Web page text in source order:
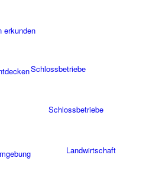
erkunden
Schlossbetriebe
Schlossbetriebe
Landwirtschaft